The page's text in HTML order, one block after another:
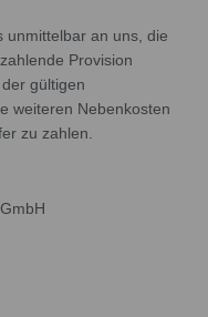
unmittelbar an uns, die
Provision
gültigen
weiteren Nebenkosten
zu zahlen.